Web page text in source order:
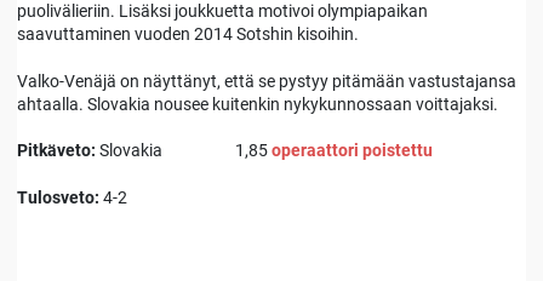
puolivälieriin. Lisäksi joukkuetta motivoi olympiapaikan
saavuttaminen vuoden 2014 Sotshin kisoihin.
Valko-Venäjä on näyttänyt, että se pystyy pitämään vastustajansa
ahtaalla. Slovakia nousee kuitenkin nykykunnossaan voittajaksi.
Pitkäveto: Slovakia 1,85operaattori poistettu
Tulosveto: 4-2